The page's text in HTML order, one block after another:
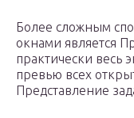
Более сложным
окнами является
практически весь
превью всех
Представление